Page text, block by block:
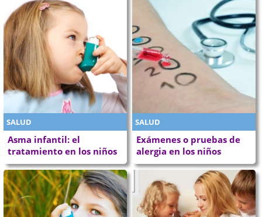
SALUD
Asma infantil: el
tratamiento en los niños
SALUD
Exámenes o pruebas de
alergia en los niños